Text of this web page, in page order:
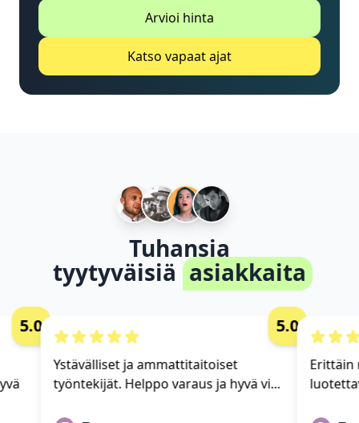
Arvioi hinta
Katso vapaat ajat
Tuhansia
tyytyväisiä asiakkaita
5.0
Ystävälliset ja ammattitaitoiset
työntekijät. Helppo varaus ja hyvä vi...
5.0
Erittäin